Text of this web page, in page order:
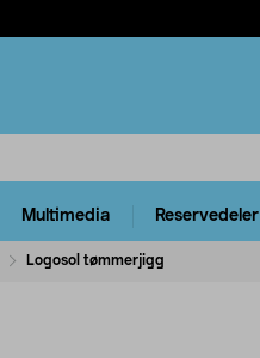
Multimedia Reservedeler
Logosol tømmerjigg